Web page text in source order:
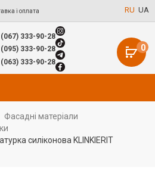
і оплата RU UA
0
(067) 333-90-28
(095) 333-90-28
(063) 333-90-28
Фасадні матеріали
силіконова KLINKIERIT